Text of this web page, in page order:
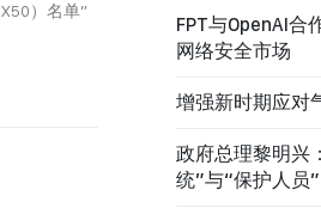
）名单”
FPT与OpenAI合
网络安全市场
增强新时期应对
政府总理黎明兴
统”与“保护人员